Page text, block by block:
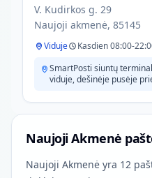
V. Kudirkos g. 29
Naujoji akmenė, 85145
Viduje
Kasdien 08:00-
SmartPosti siuntų
viduje, dešinėje pusėje
Naujoji Akmenė
Naujoji Akmenė yra 12